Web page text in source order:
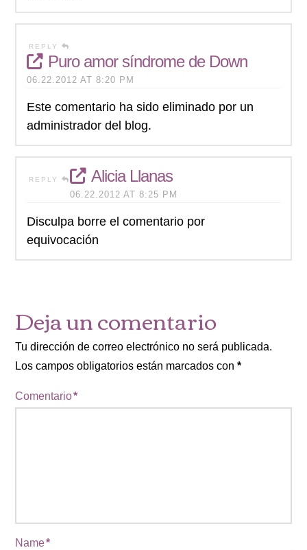
REPLY
Puro amor síndrome de Down
06.22.2012 AT 8:20 PM
Este comentario ha sido eliminado por un
administrador del blog.
REPLY Alicia Llanas
06.22.2012 AT 8:25 PM
Disculpa borre el comentario por
equivocación
Deja un comentario
Tu dirección de correo electrónico no será publicada.
Los campos obligatorios están marcados con*
Comentario*
Name*